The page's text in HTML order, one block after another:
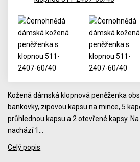
Kožená dámská klopnová peněženka
bankovky, zipovou kapsu na mince, 5
průhlednou kapsu a 2 otevřené kapsy.
nachází 1…
Celý popis